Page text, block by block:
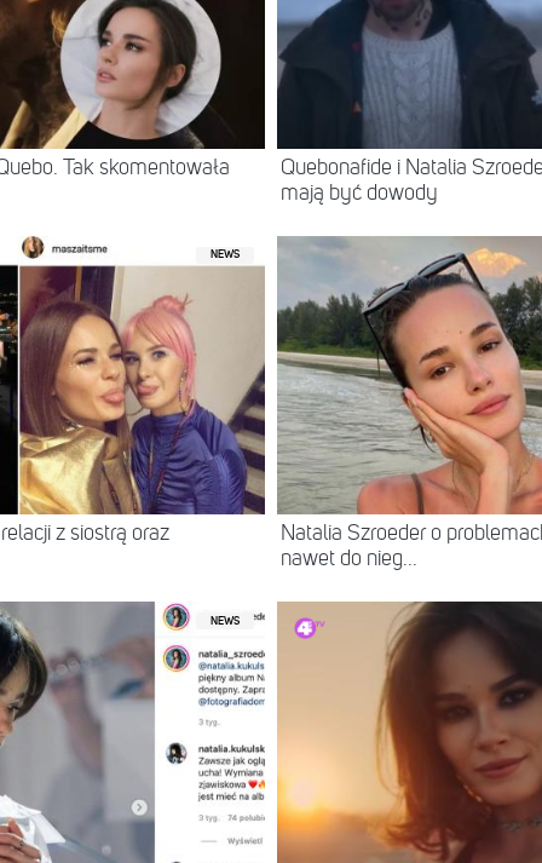
Tak skomentowała
Quebonafide i Natalia
mają być dowody
NEWS
z siostrą oraz
Natalia Szroeder o
nawet do nieg...
NEWS